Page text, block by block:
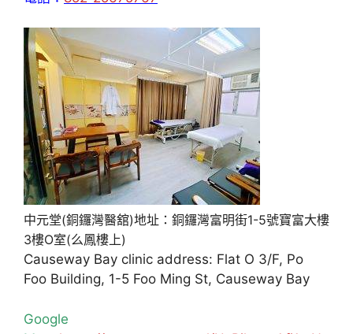
中元堂(銅鑼灣醫舘)地址：銅鑼灣富明街1-5號寶富大樓
3樓O室(么鳳樓上)
Causeway Bay clinic address: Flat O 3/F, Po
Foo Building, 1-5 Foo Ming St, Causeway Bay
Google